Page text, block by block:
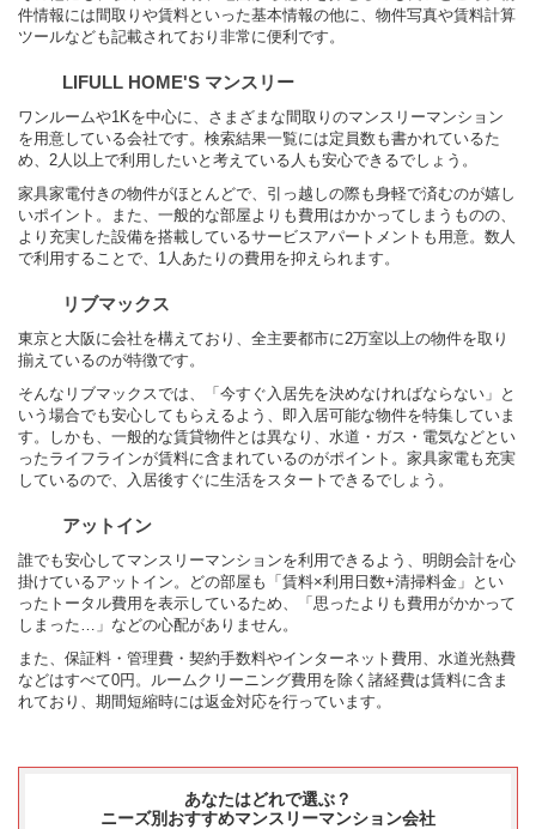
件情報には間取りや賃料といった基本情報の他に、物件写真や賃料計算
ツールなども記載されており非常に便利です。
LIFULL HOME'S マンスリー
ワンルームや1Kを中心に、さまざまな間取りのマンスリーマンション
を用意している会社です。検索結果一覧には定員数も書かれているた
め、2人以上で利用したいと考えている人も安心できるでしょう。
家具家電付きの物件がほとんどで、引っ越しの際も身軽で済むのが嬉し
いポイント。また、一般的な部屋よりも費用はかかってしまうものの、
より充実した設備を搭載しているサービスアパートメントも用意。数人
で利用することで、1人あたりの費用を抑えられます。
リブマックス
東京と大阪に会社を構えており、全主要都市に2万室以上の物件を取り
揃えているのが特徴です。
そんなリブマックスでは、「今すぐ入居先を決めなければならない」と
いう場合でも安心してもらえるよう、即入居可能な物件を特集していま
す。しかも、一般的な賃貸物件とは異なり、水道・ガス・電気などとい
ったライフラインが賃料に含まれているのがポイント。家具家電も充実
しているので、入居後すぐに生活をスタートできるでしょう。
アットイン
誰でも安心してマンスリーマンションを利用できるよう、明朗会計を心
掛けているアットイン。どの部屋も「賃料×利用日数+清掃料金」とい
ったトータル費用を表示しているため、「思ったよりも費用がかかって
しまった…」などの心配がありません。
また、保証料・管理費・契約手数料やインターネット費用、水道光熱費
などはすべて0円。ルームクリーニング費用を除く諸経費は賃料に含ま
れており、期間短縮時には返金対応を行っています。
あなたはどれで選ぶ？
ニーズ別おすすめマンスリーマンション会社